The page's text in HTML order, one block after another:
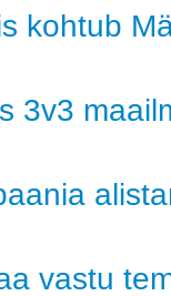
kohtub
3v3
vastu